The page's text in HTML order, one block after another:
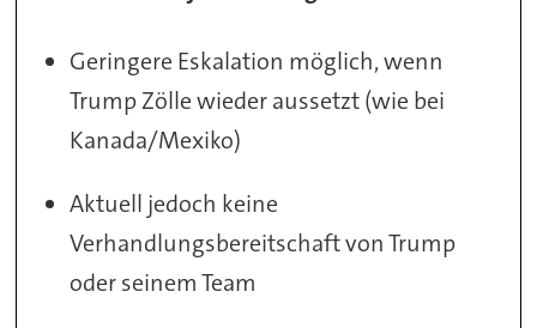
Geringere Eskalation möglich, wenn
Trump Zölle wieder aussetzt (wie bei
Kanada/Mexiko)
Aktuell jedoch keine
Verhandlungsbereitschaft von Trump
oder seinem Team